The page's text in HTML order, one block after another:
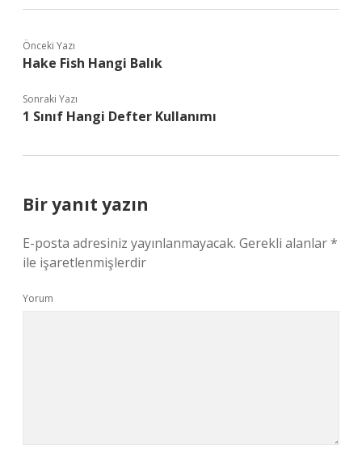
Önceki Yazı
Hake Fish Hangi Balık
Sonraki Yazı
1 Sınıf Hangi Defter Kullanımı
Bir yanıt yazın
E-posta adresiniz yayınlanmayacak. Gerekli alanlar*
ile işaretlenmişlerdir
Yorum